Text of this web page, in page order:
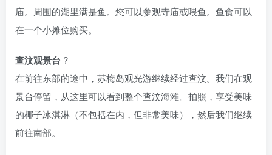
庙。周围的湖里满是鱼。您可以参观寺庙或喂鱼。鱼食可以
在一个小摊位购买。
查汶观景台 ?
在前往东部的途中，苏梅岛观光游继续经过查汶。我们在观
景台停留，从这里可以看到整个查汶海滩。拍照，享受美味
的椰子冰淇淋（不包括在内，但非常美味），然后我们继续
前往南部。